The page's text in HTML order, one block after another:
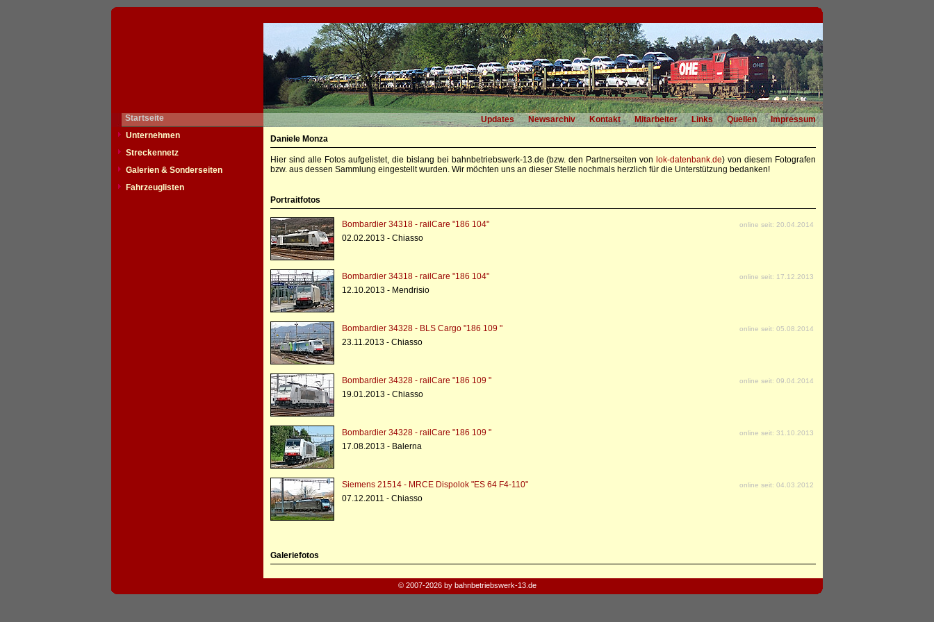
Startseite Updates Newsarchiv Kontakt Mitarbeiter Links Quellen
Impressum
Unternehmen
Streckennetz
Galerien & Sonderseiten
Fahrzeuglisten
Daniele Monza
Hier sind alle Fotos aufgelistet, die bislang bei bahnbetriebswerk-13.de (bzw. den Partnerseiten von lok-datenbank.de) von diesem Fotografen
bzw. aus dessen Sammlung eingestellt wurden. Wir möchten uns an dieser Stelle nochmals herzlich für die Unterstützung bedanken!
Portraitfotos
Bombardier 34318 - railCare "186 104" online seit: 20.04.2014
02.02.2013 - Chiasso
Bombardier 34318 - railCare "186 104" online seit: 17.12.2013
12.10.2013 - Mendrisio
Bombardier 34328 - BLS Cargo "186 109 " online seit: 05.08.2014
23.11.2013 - Chiasso
Bombardier 34328 - railCare "186 109 " online seit: 09.04.2014
19.01.2013 - Chiasso
Bombardier 34328 - railCare "186 109 " online seit: 31.10.2013
17.08.2013 - Balerna
Siemens 21514 - MRCE Dispolok "ES 64 F4-110" online seit: 04.03.2012
07.12.2011 - Chiasso
Galeriefotos
© 2007-2026 by bahnbetriebswerk-13.de